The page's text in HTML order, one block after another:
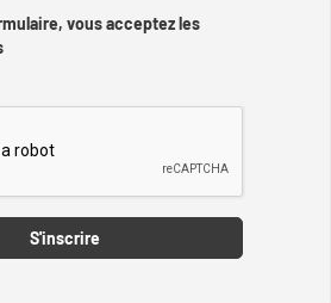
vous acceptez les
S'inscrire